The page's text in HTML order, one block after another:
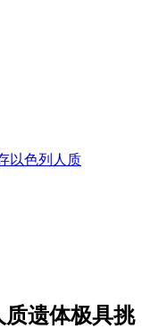
以色列人质
遗体极具挑